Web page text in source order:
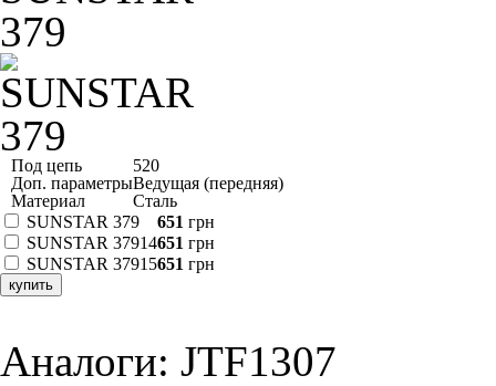
Под цепь
520
Доп. параметрыВедущая (передняя)
Материал
Сталь
SUNSTAR 379
651 грн
SUNSTAR 37914651 грн
SUNSTAR 37915651 грн
купить
Аналоги: JTF1307